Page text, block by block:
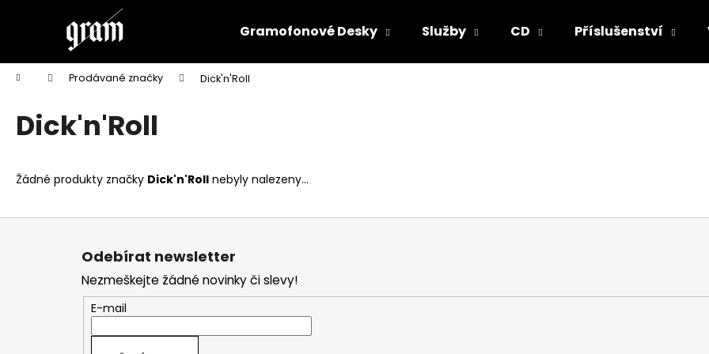
Gramofonové Desky Služby CD Příslušenství
Domů Prodávané značky Dick'n'Roll
Dick'n'Roll
Žádné produkty značky Dick'n'Roll nebyly nalezeny...
í
Zpět
do
obchodu
Zpět
do
obchodu
Doporučujeme
Z
Odebírat newsletter
Nezmeškejte žádné novinky či slevy!
E-mail